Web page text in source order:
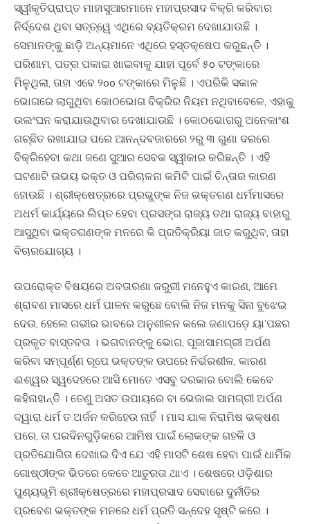
ସ୍ୱୀକୃତିପ୍ରାପ୍ତ ମାହାସୁଆରମାନେ ମହାପ୍ରସାଦ ବିକ୍ରି କରିବାର
ନିର୍ଦ୍ଦେଶ ଥିବା ସତ୍ତ୍ୱେ ଏଥିରେ ବ୍ୟତିକ୍ରମ ଦେଖାଯାଉଛି ।
ସେମାନଙ୍କୁ ଛାଡ଼ି ଅନ୍ୟମାନେ ଏଥିରେ ହସ୍ତକ୍ଷେପ କରୁଛନ୍ତି ।
ପରିଣାମ, ପତ୍ର ପକାଇ ଖାଇବାକୁ ଯାହା ପୂର୍ବେ ୫o ଟଙ୍କାରେ
ମିଳୁଥିଲା, ତାହା ଏବେ ୨oo ଟଙ୍କାରେ ମିଳୁଛି । ଏପରିକି ସକାଳ
ଭୋଗରେ ଲାଗୁଥିବା କୋଠଭୋଗ ବିକ୍ରିର ନିୟମ ନଥିବାବେଳେ, ଏହାକୁ
ଉଲଂଘନ କରାଯାଉଥିବାର ଦେଖାଯାଉଛି । କୋଠଭୋଗରୁ ଅନେକାଂଶ
ଗଚ୍ଛିତ ରଖାଯାଇ ପରେ ଆନନ୍ଦବଜାରରେ ୨ରୁ ୩ ଗୁଣା ଦରରେ
ବିକ୍ରିହେବା କଥା ଜଣେ ସୁଆର ସେବକ ସ୍ୱୀକାର କରିଛନ୍ତି । ଏହି
ଘଟଣାଟି ଉଭୟ ଭକ୍ତ ଓ ପରିଚାଳନା କମିଟି ପାଇଁ ଚିନ୍ତାର କାରଣ
ହୋଉଛି । ଶ୍ରୀକ୍ଷେତ୍ରରେ ପ୍ରଭୁଙ୍କ ନିଜ ଭକ୍ତଗଣ ଧର୍ମମାସରେ
ଅଧର୍ମ କାର୍ଯ୍ୟରେ ଲିପ୍ତ ହେବା ପ୍ରସଙ୍ଗ ରାଜ୍ୟ ତଥା ରାଜ୍ୟ ବାହାରୁ
ଆସୁଥିବା ଭକ୍ତଗଣଙ୍କ ମନରେ କି ପ୍ରତିକ୍ରିୟା ଜାତ କରୁଥିବ, ତାହା
ବିଚାରଯୋଗ୍ୟ ।
ଉପରୋକ୍ତ ବିଷୟରେ ଅବତାରଣା ଜରୁରୀ ମନେହୁଏ କାରଣ, ଆମେ
ଶ୍ରାବଣ ମାସରେ ଧର୍ମ ପାଳନ କରୁଛେ ବୋଲି ନିଜ ମନକୁ ସିନା ବୁଝେଇ
ଦେଉ, ହେଲେ ଗଭୀର ଭାବରେ ଅନୁଶୀଳନ କଲେ ଜଣାପଡ଼େ ୟା’ପଛର
ପ୍ରକୃତ ବାସ୍ତବତା । ଭଗବାନଙ୍କୁ ଭୋଗ, ପୂଜାସାମଗ୍ରୀ ଅର୍ପଣ
କରିବା ସମ୍ପୂର୍ଣ୍ଣ ରୂପେ ଭକ୍ତଙ୍କ ଉପରେ ନିର୍ଭରଶୀଳ, କାରଣ
ଈଶ୍ୱର ସ୍ୱଦେହରେ ଆସି ମୋତେ ଏସବୁ ଦରକାର ବୋଲି କେବେ
କହିନାହାନ୍ତି । ତେଣୁ ଅସତ ଉପାୟରେ ବା ଭେଜାଲ ସାମଗ୍ରୀ ଅର୍ପଣ
ଦ୍ୱାରା ଧର୍ମ ତ ଅର୍ଜନ କରିହେଉ ନାହିଁ । ମାସ ଯାକ ନିରାମିଷ ଭକ୍ଷଣ
ପରେ, ତା ପରଦିନଗୁଡ଼ିକରେ ଆମିଷ ପାଇଁ ଲୋକଙ୍କ ଗହଳି ଓ
ପ୍ରତିଯୋଗିତା ଦେଖାଇ ଦିଏ ଯେ ଏହି ମାସଟି ଶେଷ ହେବା ପାଇଁ ଧାର୍ମିକ
ଗୋଷ୍ଠୀଙ୍କ ଭିତରେ କେତେ ଆତୁରତା ଥାଏ । ଶେଷରେ ଓଡ଼ିଶାର
ପୁଣ୍ୟଭୂମି ଶ୍ରୀକ୍ଷେତ୍ରରେ ମହାପ୍ରସାଦ ସେବାରେ ଦୁର୍ନୀତିର
ପ୍ରବେଶ ଭକ୍ତଙ୍କ ମନରେ ଧର୍ମ ପ୍ରତି ସନ୍ଦେହ ସୃଷ୍ଟି କରେ ।